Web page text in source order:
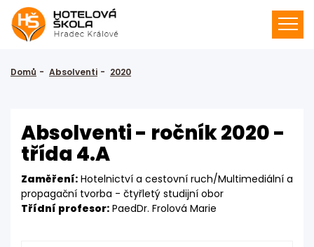
Domů Absolventi 2020
Absolventi - ročník 2020 -
třída 4.A
Zaměření: Hotelnictví a cestovní ruch/Multimediální a
propagační tvorba - čtyřletý studijní obor
Třídní profesor: PaedDr. Frolová Marie